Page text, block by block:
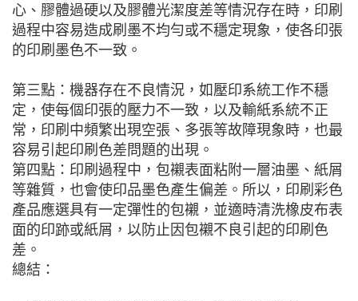
心、膠體過硬以及膠體光潔度差等情況存在時，印刷
過程中容易造成刷墨不均勻或不穩定現象，使各印張
的印刷墨色不一致。
第三點：機器存在不良情況，如壓印系統工作不穩
定，使每個印張的壓力不一致，以及輸紙系統不正
常，印刷中頻繁出現空張、多張等故障現象時，也最
容易引起印刷色差問題的出現。
第四點：印刷過程中，包襯表面粘附一層油墨、紙屑
等雜質，也會使印品墨色產生偏差。所以，印刷彩色
產品應選具有一定彈性的包襯，並適時清洗橡皮布表
面的印跡或紙屑，以防止因包襯不良引起的印刷色
差。
總結：